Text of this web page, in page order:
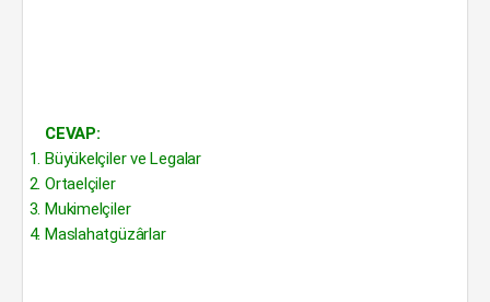
CEVAP:
Büyükelçiler ve Legalar
Ortaelçiler
Mukimelçiler
Maslahatgüzârlar